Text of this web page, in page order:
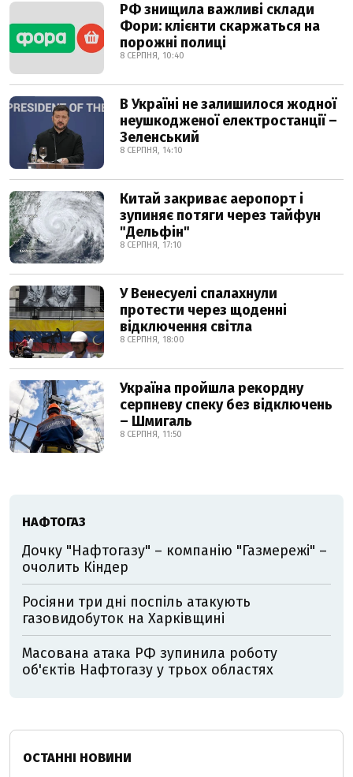
РФ знищила важливі склади
Фори: клієнти скаржаться на
порожні полиці
8 СЕРПНЯ, 10:40
В Україні не залишилося жодної
неушкодженої електростанції –
Зеленський
8 СЕРПНЯ, 14:10
Китай закриває аеропорт і
зупиняє потяги через тайфун
"Дельфін"
8 СЕРПНЯ, 17:10
У Венесуелі спалахнули
протести через щоденні
відключення світла
8 СЕРПНЯ, 18:00
Україна пройшла рекордну
серпневу спеку без відключень
– Шмигаль
8 СЕРПНЯ, 11:50
НАФТОГАЗ
Дочку "Нафтогазу" – компанію "Газмережі" –
очолить Кіндер
Росіяни три дні поспіль атакують
газовидобуток на Харківщині
Масована атака РФ зупинила роботу
об'єктів Нафтогазу у трьох областях
ОСТАННІ НОВИНИ